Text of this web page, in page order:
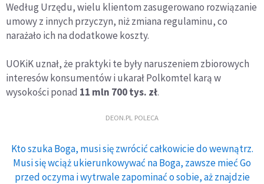
Według Urzędu, wielu klientom zasugerowano rozwiązanie
umowy z innych przyczyn, niż zmiana regulaminu, co
narażało ich na dodatkowe koszty.
UOKiK uznał, że praktyki te były naruszeniem zbiorowych
interesów konsumentów i ukarał Polkomtel karą w
wysokości ponad 11 mln 700 tys. zł.
DEON.PL POLECA
Kto szuka Boga, musi się zwrócić całkowicie do wewnątrz.
Musi się wciąż ukierunkowywać na Boga, zawsze mieć Go
przed oczyma i wytrwale zapominać o sobie, aż znajdzie